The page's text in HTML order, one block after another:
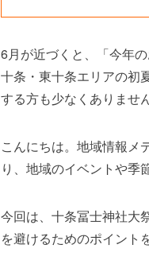
6月が近づくと、「今年
十条・東十条エリアの初
する方も少なくありません
こんにちは。地域情報メ
り、地域のイベントや季
今回は、十条冨士神社大
を避けるためのポイント